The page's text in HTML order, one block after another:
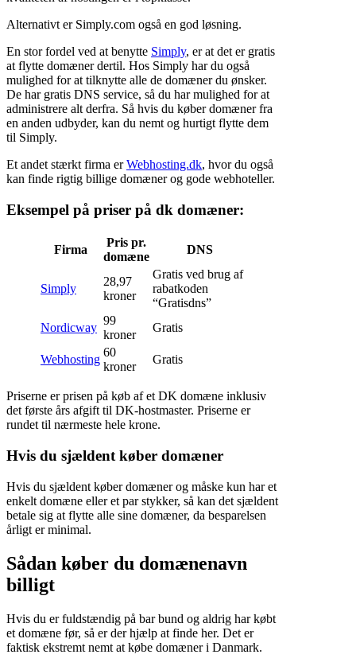
Alternativt er Simply.com også en god løsning.
En stor fordel ved at benytte Simply, er at det er gratis
at flytte domæner dertil. Hos Simply har du også
mulighed for at tilknytte alle de domæner du ønsker.
De har gratis DNS service, så du har mulighed for at
administrere alt derfra. Så hvis du køber domæner fra
en anden udbyder, kan du nemt og hurtigt flytte dem
til Simply.
Et andet stærkt firma erWebhosting.dk, hvor du også
kan finde rigtig billige domæner og gode webhoteller.
Eksempel på priser på dk domæner:
Firma
Pris pr.
domæne
DNS
Simply
28,97
kroner
Gratis ved brug af
rabatkoden
“Gratisdns”
Nordicway
99
kroner
Gratis
Webhosting
60
kroner
Gratis
Priserne er prisen på køb af et DK domæne inklusiv
det første års afgift til DK-hostmaster. Priserne er
rundet til nærmeste hele krone.
Hvis du sjældent køber domæner
Hvis du sjældent køber domæner og måske kun har et
enkelt domæne eller et par stykker, så kan det sjældent
betale sig at flytte alle sine domæner, da besparelsen
årligt er minimal.
Sådan køber du domænenavn
billigt
Hvis du er fuldstændig på bar bund og aldrig har købt
et domæne før, så er der hjælp at finde her. Det er
faktisk ekstremt nemt at købe domæner i Danmark.